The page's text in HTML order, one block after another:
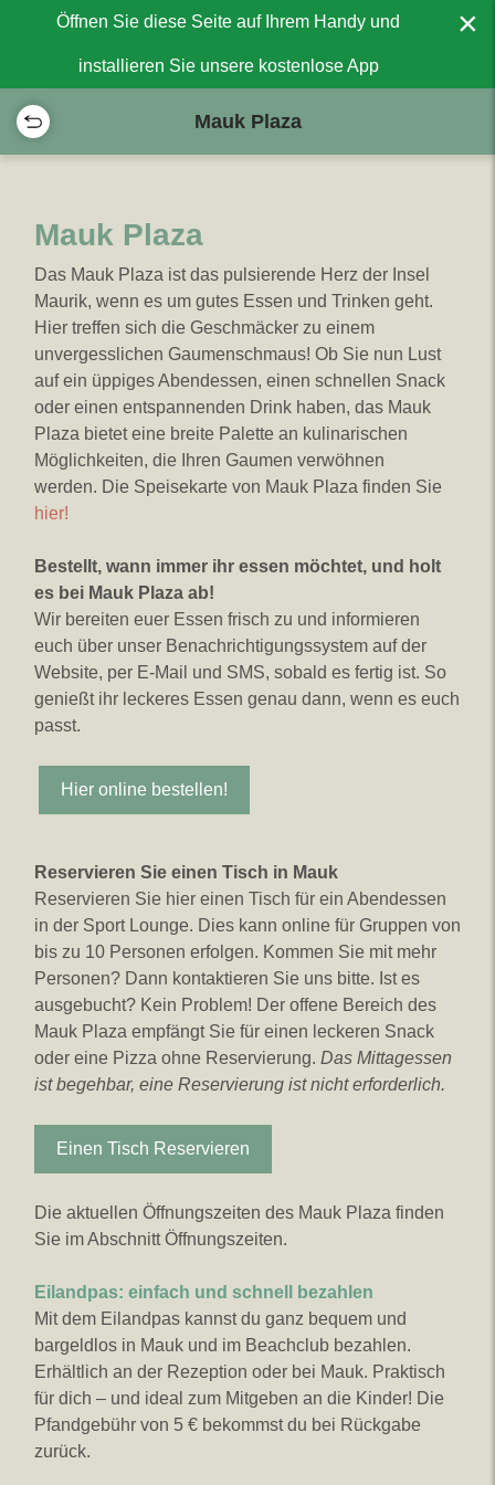
Öffnen Sie diese Seite auf Ihrem Handy und
installieren Sie unsere kostenlose App
×
Mauk Plaza
Mauk Plaza
Das Mauk Plaza ist das pulsierende Herz der Insel
Maurik, wenn es um gutes Essen und Trinken geht.
Hier treffen sich die Geschmäcker zu einem
unvergesslichen Gaumenschmaus! Ob Sie nun Lust
auf ein üppiges Abendessen, einen schnellen Snack
oder einen entspannenden Drink haben, das Mauk
Plaza bietet eine breite Palette an kulinarischen
Möglichkeiten, die Ihren Gaumen verwöhnen
werden. Die Speisekarte von Mauk Plaza finden Sie
hier!
Bestellt, wann immer ihr essen möchtet, und holt
es bei Mauk Plaza ab!
Wir bereiten euer Essen frisch zu und informieren
euch über unser Benachrichtigungssystem auf der
Website, per E-Mail und SMS, sobald es fertig ist. So
genießt ihr leckeres Essen genau dann, wenn es euch
passt.
Hier online bestellen!
Reservieren Sie einen Tisch in Mauk
Reservieren Sie hier einen Tisch für ein Abendessen
in der Sport Lounge. Dies kann online für Gruppen von
bis zu 10 Personen erfolgen. Kommen Sie mit mehr
Personen? Dann kontaktieren Sie uns bitte. Ist es
ausgebucht? Kein Problem! Der offene Bereich des
Mauk Plaza empfängt Sie für einen leckeren Snack
oder eine Pizza ohne Reservierung. Das Mittagessen
ist begehbar, eine Reservierung ist nicht erforderlich.
Einen Tisch Reservieren
Die aktuellen Öffnungszeiten des Mauk Plaza finden
Sie im Abschnitt Öffnungszeiten.
Eilandpas: einfach und schnell bezahlen
Mit dem Eilandpas kannst du ganz bequem und
bargeldlos in Mauk und im Beachclub bezahlen.
Erhältlich an der Rezeption oder bei Mauk. Praktisch
für dich – und ideal zum Mitgeben an die Kinder! Die
Pfandgebühr von 5 € bekommst du bei Rückgabe
zurück.